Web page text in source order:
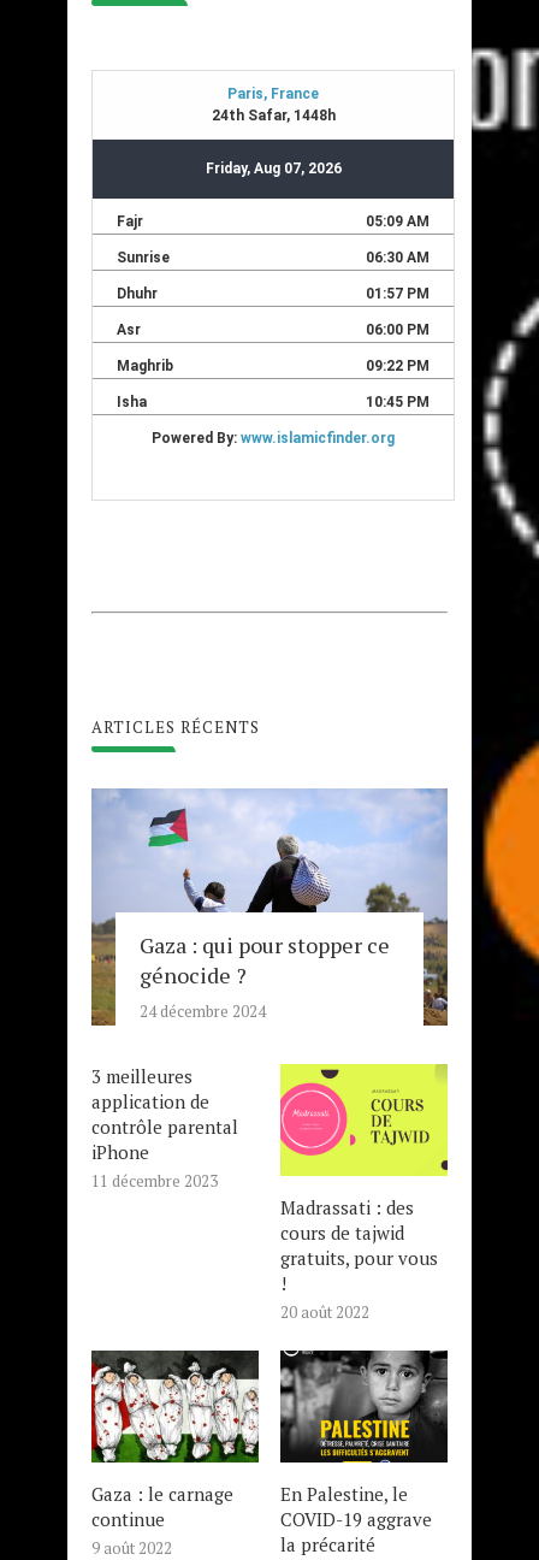
ARTICLES RÉCENTS
Gaza : qui pour stopper ce
génocide ?
24 décembre 2024
3 meilleures
application de
contrôle parental
iPhone
11 décembre 2023
Madrassati : des
cours de tajwid
gratuits, pour vous
!
20 août 2022
Gaza : le carnage
continue
9 août 2022
En Palestine, le
COVID-19 aggrave
la précarité